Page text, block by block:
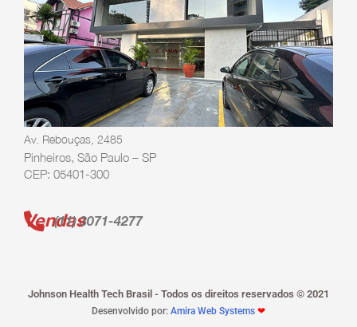
Av. Rebouças, 2485
Pinheiros, São Paulo – SP
CEP: 05401-300
Vendas(11) 3071-4277
Johnson Health Tech Brasil - Todos os direitos reservados © 2021
Desenvolvido por: Amira Web Systems ❤